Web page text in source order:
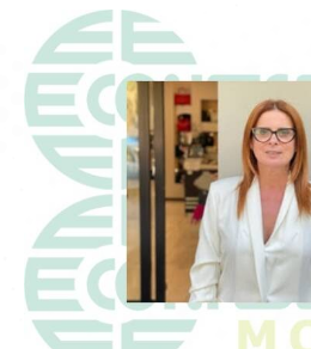
CATEGORIE SINDACALI
SERVIZI
GIOVEDÌ GASTRONOMICI
COMUNICATI E NEWS
CONTATTI